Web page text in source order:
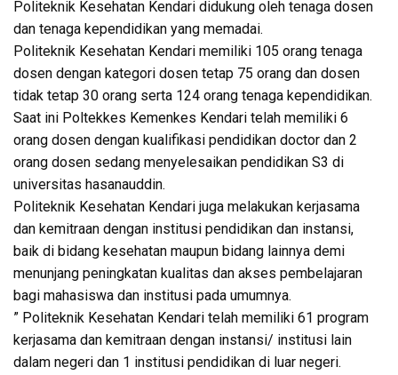
Politeknik Kesehatan Kendari didukung oleh tenaga dosen
dan tenaga kependidikan yang memadai.
Politeknik Kesehatan Kendari memiliki 105 orang tenaga
dosen dengan kategori dosen tetap 75 orang dan dosen
tidak tetap 30 orang serta 124 orang tenaga kependidikan.
Saat ini Poltekkes Kemenkes Kendari telah memiliki 6
orang dosen dengan kualifikasi pendidikan doctor dan 2
orang dosen sedang menyelesaikan pendidikan S3 di
universitas hasanauddin.
Politeknik Kesehatan Kendari juga melakukan kerjasama
dan kemitraan dengan institusi pendidikan dan instansi,
baik di bidang kesehatan maupun bidang lainnya demi
menunjang peningkatan kualitas dan akses pembelajaran
bagi mahasiswa dan institusi pada umumnya.
” Politeknik Kesehatan Kendari telah memiliki 61 program
kerjasama dan kemitraan dengan instansi/ institusi lain
dalam negeri dan 1 institusi pendidikan di luar negeri.